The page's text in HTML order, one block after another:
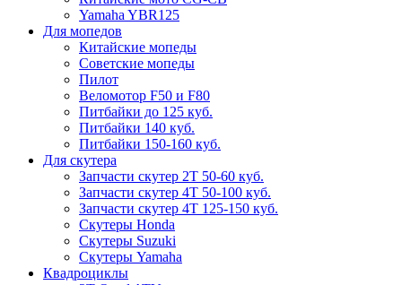
Yamaha YBR125
Для мопедов
Китайские мопеды
Советские мопеды
Пилот
Веломотор F50 и F80
Питбайки до 125 куб.
Питбайки 140 куб.
Питбайки 150-160 куб.
Для скутера
Запчасти скутер 2Т 50-60 куб.
Запчасти скутер 4Т 50-100 куб.
Запчасти скутер 4Т 125-150 куб.
Скутеры Honda
Скутеры Suzuki
Скутеры Yamaha
Квадроциклы